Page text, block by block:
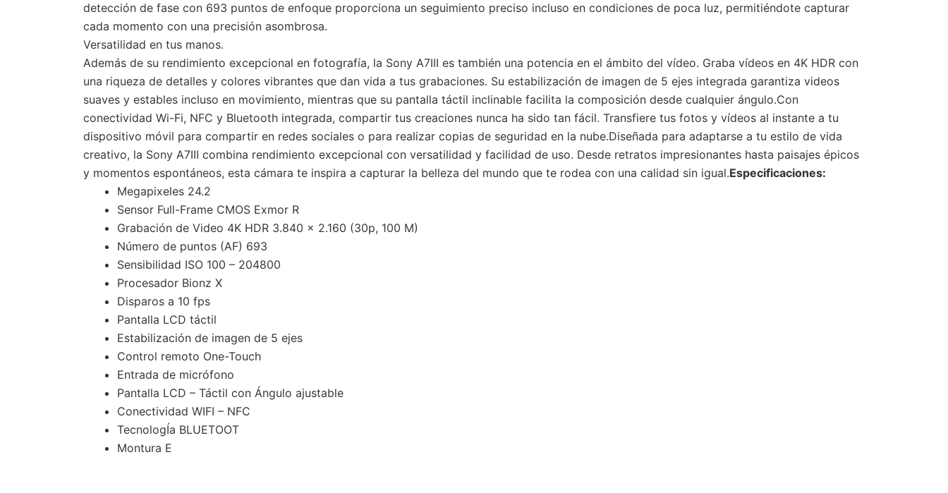
detección de fase con 693 puntos de enfoque proporciona un seguimiento preciso incluso en condiciones de poca luz, permitiéndote capturar
cada momento con una precisión asombrosa.
Versatilidad en tus manos.
Además de su rendimiento excepcional en fotografía, la Sony A7III es también una potencia en el ámbito del vídeo. Graba vídeos en 4K HDR con
una riqueza de detalles y colores vibrantes que dan vida a tus grabaciones. Su estabilización de imagen de 5 ejes integrada garantiza videos
suaves y estables incluso en movimiento, mientras que su pantalla táctil inclinable facilita la composición desde cualquier ángulo.Con
conectividad Wi-Fi, NFC y Bluetooth integrada, compartir tus creaciones nunca ha sido tan fácil. Transfiere tus fotos y vídeos al instante a tu
dispositivo móvil para compartir en redes sociales o para realizar copias de seguridad en la nube.Diseñada para adaptarse a tu estilo de vida
creativo, la Sony A7III combina rendimiento excepcional con versatilidad y facilidad de uso. Desde retratos impresionantes hasta paisajes épicos
y momentos espontáneos, esta cámara te inspira a capturar la belleza del mundo que te rodea con una calidad sin igual.Especificaciones:
Megapixeles 24.2
Sensor Full-Frame CMOS Exmor R
Grabación de Video 4K HDR 3.840 x 2.160 (30p, 100 M)
Número de puntos (AF) 693
Sensibilidad ISO 100 – 204800
Procesador Bionz X
Disparos a 10 fps
Pantalla LCD táctil
Estabilización de imagen de 5 ejes
Control remoto One-Touch
Entrada de micrófono
Pantalla LCD – Táctil con Ángulo ajustable
Conectividad WIFI – NFC
TecnologÍa BLUETOOT
Montura E